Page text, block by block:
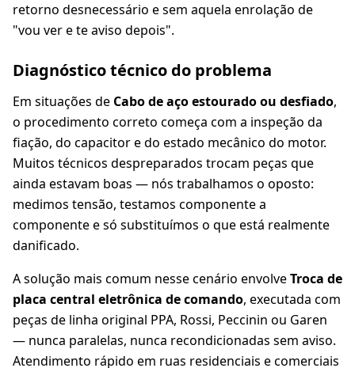
retorno desnecessário e sem aquela enrolação de
"vou ver e te aviso depois".
Diagnóstico técnico do problema
Em situações de Cabo de aço estourado ou desfiado,
o procedimento correto começa com a inspeção da
fiação, do capacitor e do estado mecânico do motor.
Muitos técnicos despreparados trocam peças que
ainda estavam boas — nós trabalhamos o oposto:
medimos tensão, testamos componente a
componente e só substituímos o que está realmente
danificado.
A solução mais comum nesse cenário envolveTroca de
placa central eletrônica de comando, executada com
peças de linha original PPA, Rossi, Peccinin ou Garen
— nunca paralelas, nunca recondicionadas sem aviso.
Atendimento rápido em ruas residenciais e comerciais